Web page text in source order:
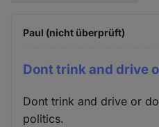
Paul (nicht überprüft)
Dont trink and drive
Dont trink and drive or
politics.